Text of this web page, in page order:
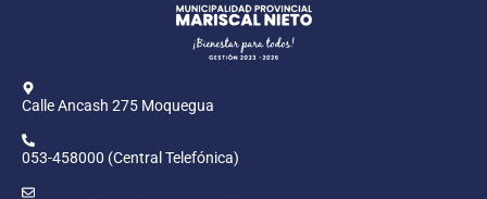
Calle Ancash 275 Moquegua
053-458000 (Central Telefónica)